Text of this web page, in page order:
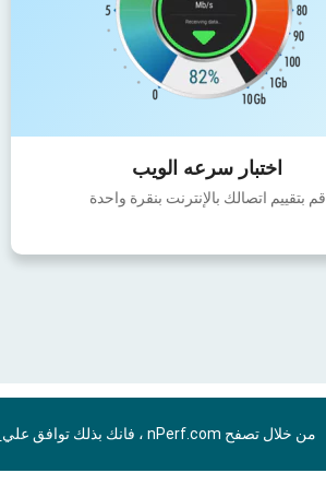
اختبار سرعه الويب
قم بتقييم اتصالك بالإنترنت بنقرة واحدة
من خلال تصفح nPerf.com ، فانك بذلك توافق علي